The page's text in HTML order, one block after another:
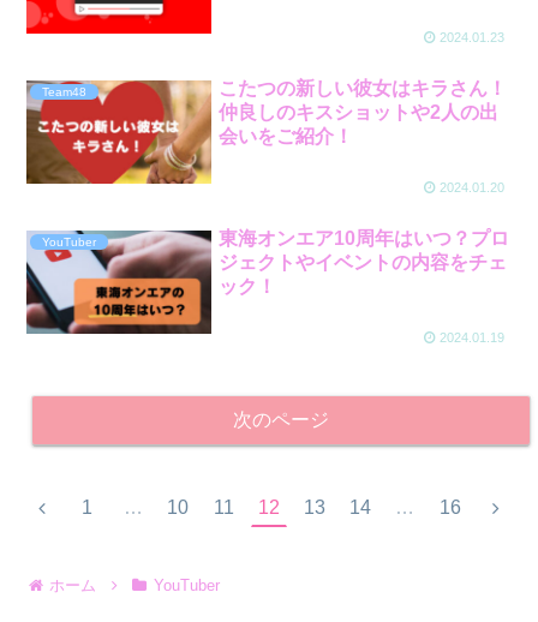
2024.01.23
Team48
こたつの新しい彼女はキラさん！
仲良しのキスショットや2人の出
会いをご紹介！
2024.01.20
YouTuber
東海オンエア10周年はいつ？プロ
ジェクトやイベントの内容をチェ
ック！
2024.01.19
次のページ
前
1 … 10 11 12 13 14 … 16
次
ホーム YouTuber